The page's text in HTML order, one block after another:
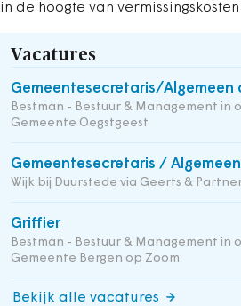
in de hoogte van
Vacatures
Gemeentesecretaris/Algemeen
Bestman - Bestuur & Management in
Gemeente Oegstgeest
Gemeentesecretaris /
Wijk bij Duurstede via Geerts &
Griffier
Bestman - Bestuur & Management in
Gemeente Bergen op Zoom
Bekijk alle vacatures